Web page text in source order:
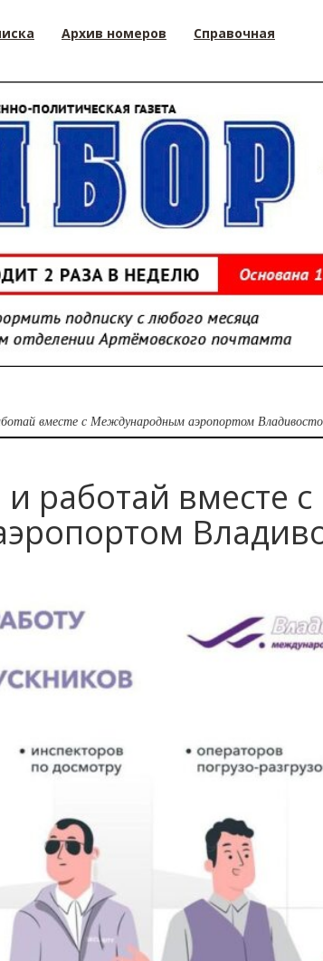
Архив номеров Справочная
вместе с Международным аэропортом
работай вместе с